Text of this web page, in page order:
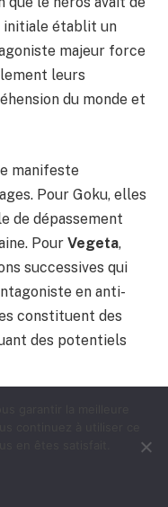
initiale établit un
majeur force
leurs
du monde et
manifeste
Pour Goku, elles
de dépassement
Pour Vegeta,
successives qui
en anti-
constituent des
des potentiels